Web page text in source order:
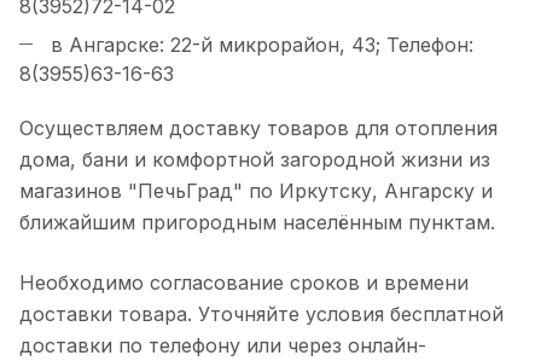
8(3952)72-14-02
в Ангарске: 22-й микрорайон, 43; Телефон:
8(3955)63-16-63
Осуществляем доставку товаров для отопления
дома, бани и комфортной загородной жизни из
магазинов "ПечьГрад" по Иркутску, Ангарску и
ближайшим пригородным населённым пунктам.
Необходимо согласование сроков и времени
доставки товара. Уточняйте условия бесплатной
доставки по телефону или через онлайн-